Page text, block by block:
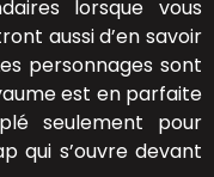
lorsque vous
aussi d’en savoir
personnages sont
est en parfaite
seulement pour
qui s’ouvre devant